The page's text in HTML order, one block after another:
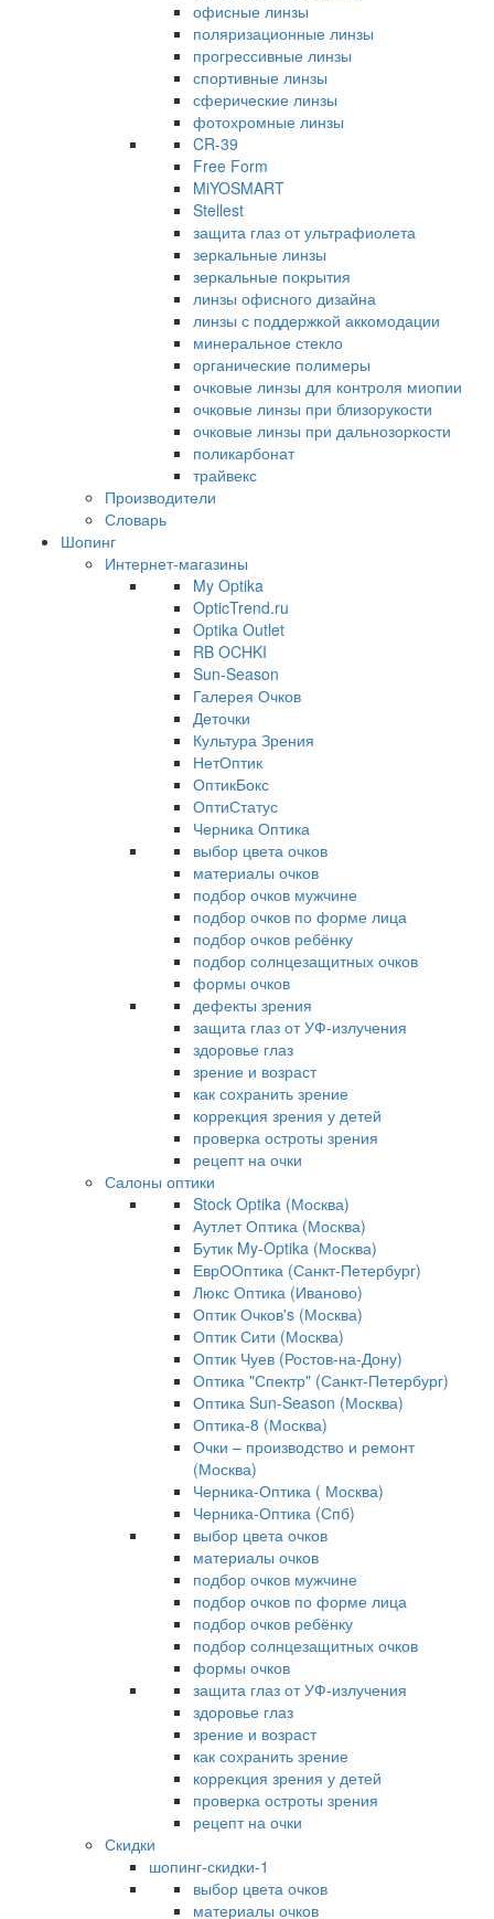
офисные линзы
поляризационные линзы
прогрессивные линзы
спортивные линзы
сферические линзы
фотохромные линзы
CR-39
Free Form
MiYOSMART
Stellest
защита глаз от ультрафиолета
зеркальные линзы
зеркальные покрытия
линзы офисного дизайна
линзы с поддержкой аккомодации
минеральное стекло
органические полимеры
очковые линзы для контроля миопии
очковые линзы при близорукости
очковые линзы при дальнозоркости
поликарбонат
трайвекс
Производители
Словарь
Шопинг
Интернет-магазины
My Optika
OpticTrend.ru
Optika Outlet
RB OCHKI
Sun-Season
Галерея Очков
Деточки
Культура Зрения
НетОптик
ОптикБокс
ОптиСтатус
Черника Оптика
выбор цвета очков
материалы очков
подбор очков мужчине
подбор очков по форме лица
подбор очков ребёнку
подбор солнцезащитных очков
формы очков
дефекты зрения
защита глаз от УФ-излучения
здоровье глаз
зрение и возраст
как сохранить зрение
коррекция зрения у детей
проверка остроты зрения
рецепт на очки
Салоны оптики
Stock Optika (Москва)
Аутлет Оптика (Москва)
Бутик My-Optika (Москва)
ЕврООптика (Санкт-Петербург)
Люкс Оптика (Иваново)
Оптик Очков's (Москва)
Оптик Сити (Москва)
Оптик Чуев (Ростов-на-Дону)
Оптика "Спектр" (Санкт-Петербург)
Оптика Sun-Season (Москва)
Оптика-8 (Москва)
Очки – производство и ремонт
(Москва)
Черника-Оптика ( Москва)
Черника-Оптика (Спб)
выбор цвета очков
материалы очков
подбор очков мужчине
подбор очков по форме лица
подбор очков ребёнку
подбор солнцезащитных очков
формы очков
защита глаз от УФ-излучения
здоровье глаз
зрение и возраст
как сохранить зрение
коррекция зрения у детей
проверка остроты зрения
рецепт на очки
Скидки
шопинг-скидки-1
выбор цвета очков
материалы очков